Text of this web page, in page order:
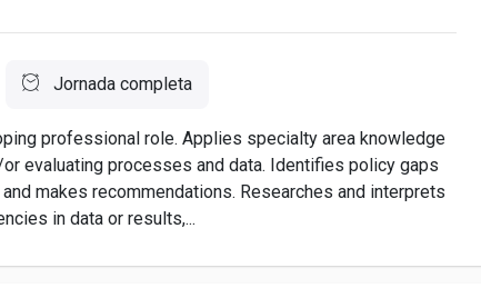
Jornada completa
professional role. Applies specialty area knowledge
evaluating processes and data. Identifies policy gaps
makes recommendations. Researches and interprets
in data or results,...